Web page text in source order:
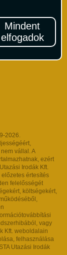
Mindent
elfogadok
utazási
2026.
vállal. A
ezért
Irodák Kft.
értesítés
felelősségét
költségekért,
vagy
Kft. weboldalain
felhasználása
Utazási Irodák